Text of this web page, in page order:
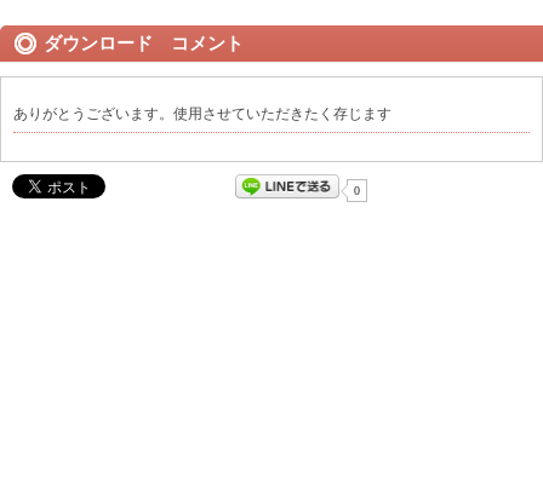
ダウンロード コメント
ありがとうございます。使用させていただきたく存じます
0